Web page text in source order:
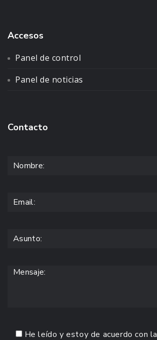
Accesos
Panel de control
Panel de noticias
Contacto
He leído y estoy de acuerdo con la